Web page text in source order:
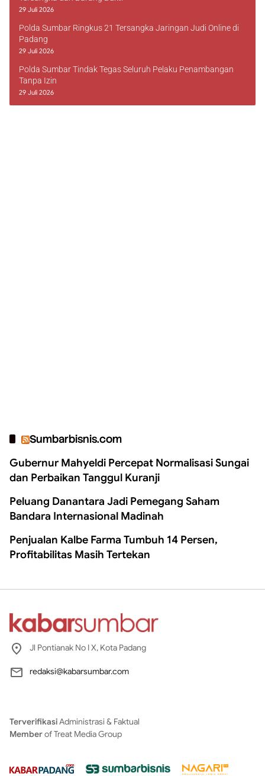
29 Juli 2026
Polda Sumbar Ringkus 21 Tersangka Jaringan Judi Online di
Padang
29 Juli 2026
Polda Sumbar Tindak Tegas Seluruh Pelaku Penambangan
Tanpa Izin
29 Juli 2026
Sumbarbisnis.com
Gubernur Mahyeldi Percepat Normalisasi Sungai
dan Perbaikan Tanggul Kuranji
Peluang Danantara Jadi Pemegang Saham
Bandara Internasional Madinah
Penjualan Kalbe Farma Tumbuh 14 Persen,
Profitabilitas Masih Tertekan
Jl Pontianak No I X, Kota Padang
redaksi@kabarsumbar.com
TerverifikasiAdministrasi & Faktual
Memberof Treat Media Group